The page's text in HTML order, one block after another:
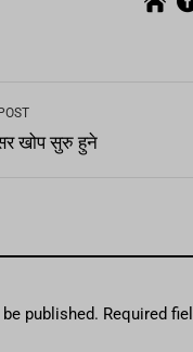
खोप सुरु हुने
published. Required